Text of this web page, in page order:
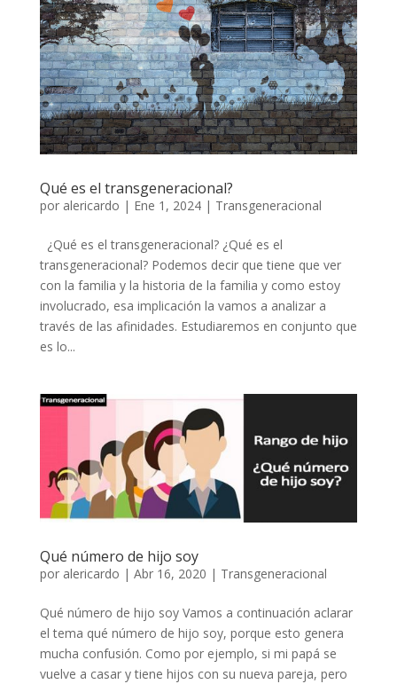
Qué es el transgeneracional?
por alericardo | Ene 1, 2024| Transgeneracional
¿Qué es el transgeneracional? ¿Qué es el
transgeneracional? Podemos decir que tiene que ver
con la familia y la historia de la familia y como estoy
involucrado, esa implicación la vamos a analizar a
través de las afinidades. Estudiaremos en conjunto que
es lo...
Qué número de hijo soy
por alericardo | Abr 16, 2020 | Transgeneracional
Qué número de hijo soy Vamos a continuación aclarar
el tema qué número de hijo soy, porque esto genera
mucha confusión. Como por ejemplo, si mi papá se
vuelve a casar y tiene hijos con su nueva pareja, pero